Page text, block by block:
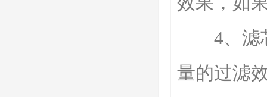
4、滤芯
量的过滤